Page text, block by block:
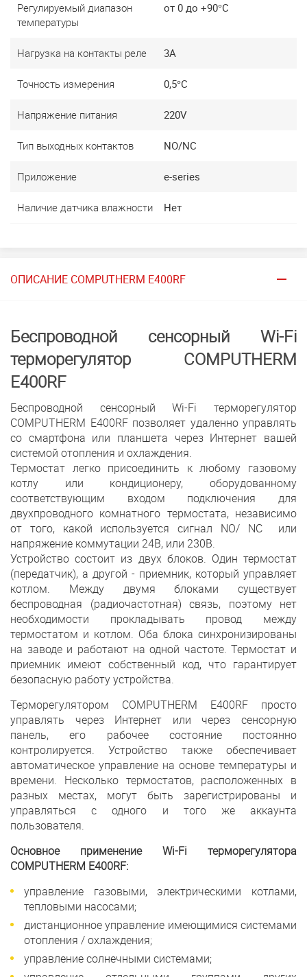
Регулируемый диапазон
температуры
от 0 до +90°C
Нагрузка на контакты реле 3А
Точность измерения 0,5°C
Напряжение питания 220V
Тип выходных контактов NO/NC
Приложение e-series
Наличие датчика влажности Нет
ОПИСАНИЕ COMPUTHERM E400RF
Беспроводной сенсорный Wi-Fi
терморегулятор COMPUTHERM
E400RF
Беспроводной сенсорный Wi-Fi терморегулятор
COMPUTHERM E400RF позволяет удаленно управлять
со смартфона или планшета через Интернет вашей
системой отопления и охлаждения.
Термостат легко присоединить к любому газовому
котлу или кондиционеру, оборудованному
соответствующим входом подключения для
двухпроводного комнатного термостата, независимо
от того, какой используется сигнал NO/ NC или
напряжение коммутации 24В, или 230В.
Устройство состоит из двух блоков. Один термостат
(передатчик), а другой - приемник, который управляет
котлом. Между двумя блоками существует
беспроводная (радиочастотная) связь, поэтому нет
необходимости прокладывать провод между
термостатом и котлом. Оба блока синхронизированы
на заводе и работают на одной частоте. Термостат и
приемник имеют собственный код, что гарантирует
безопасную работу устройства.
Терморегулятором COMPUTHЕRM E400RF просто
управлять через Интернет или через сенсорную
панель, его рабочее состояние постоянно
контролируется. Устройство также обеспечивает
автоматическое управление на основе температуры и
времени. Несколько термостатов, расположенных в
разных местах, могут быть зарегистрированы и
управляться с одного и того же аккаунта
пользователя.
Основное применение Wi-Fi терморегулятора
COMPUTHERM Е400RF:
управление газовыми, электрическими котлами,
тепловыми насосами;
дистанционное управление имеющимися системами
отопления / охлаждения;
управление солнечными системами;